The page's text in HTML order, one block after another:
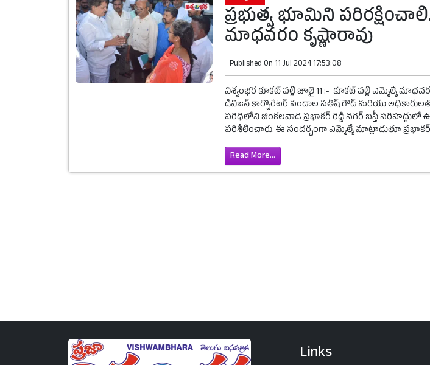
ప్రభుత్వ భూమిని
మాధవరం కృష్ణారావు
Published On 11 Jul 2024 17:53:08
విశ్వంభర కూకట్ పల్లి జూలై 11 :- కూకట్ పల్లి ఎమ్మెల్యే
డివిజన్ కార్పొరేటర్ పండాల సతీష్ గౌడ్ మరియు
పరిధిలోని జింకలవాడ ప్రభాకర్ రెడ్డి నగర్ బస్తీ సరిహద్దులో
పరిశీలించారు. ఈ సందర్భంగా ఎమ్మెల్యే మాట్లాడుతూ ప్రభాకర్
Read More...
Links